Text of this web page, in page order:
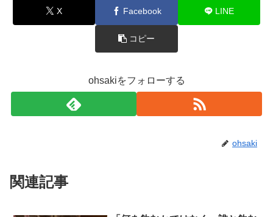
X Facebook LINE
コピー
ohsakiをフォローする
ohsaki
関連記事